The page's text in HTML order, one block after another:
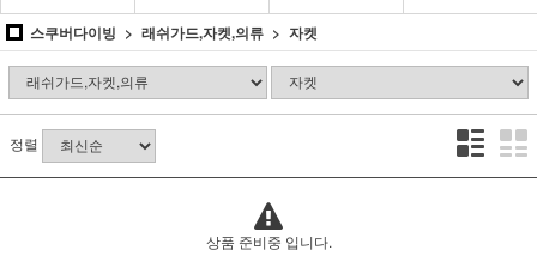
스쿠버다이빙 래쉬가드,자켓,의류 자켓
정렬
상품 준비중 입니다.